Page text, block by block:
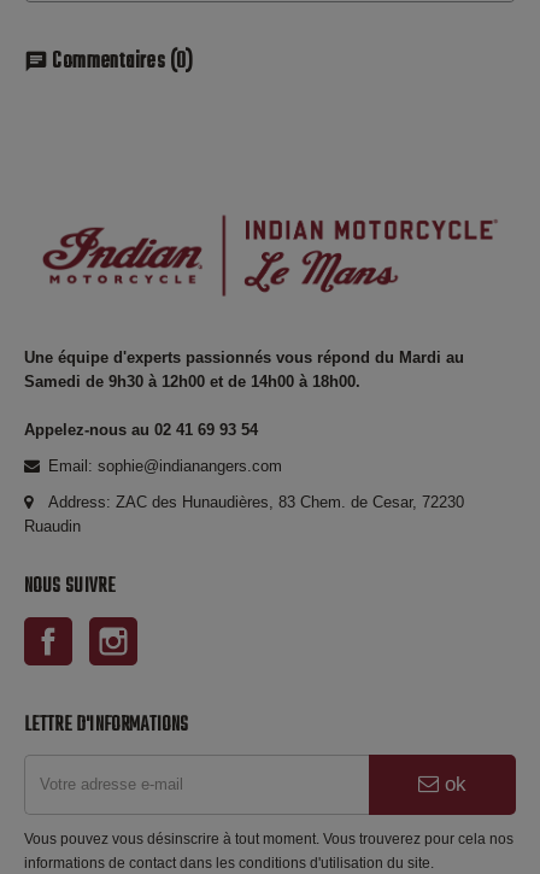
chat Commentaires(0)
Une équipe d'experts passionnés vous répond du Mardi au
Samedi de 9h30 à 12h00 et de 14h00 à 18h00.
Appelez-nous au 02 41 69 93 54
Email: sophie@indianangers.com
Address: ZAC des Hunaudières, 83 Chem. de Cesar, 72230
Ruaudin
NOUS SUIVRE
Facebook
LETTRE D'INFORMATIONS
ok
Vous pouvez vous désinscrire à tout moment. Vous trouverez pour cela nos
informations de contact dans les conditions d'utilisation du site.